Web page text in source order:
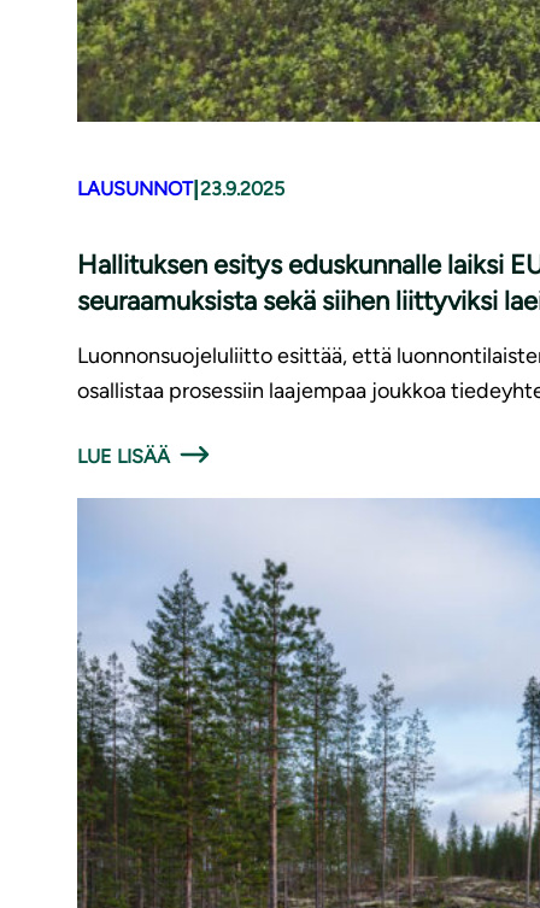
LAUSUNNOT| 23.9.2025
Hallituksen esitys eduskunnalle laiksi
seuraamuksista sekä siihen liittyviksi
Luonnonsuojeluliitto esittää, että
osallistaa prosessiin laajempaa joukkoa
LUE LISÄÄ